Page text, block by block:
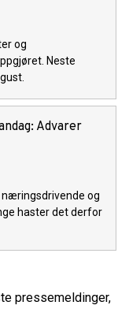
og
Neste
Advarer
og
haster det derfor
pressemeldinger,